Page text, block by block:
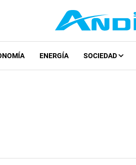
ENERGÍA SOCIEDAD